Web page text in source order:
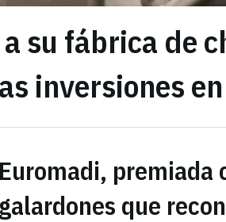
su fábrica de
inversiones
Euromadi, premiada
galardones que